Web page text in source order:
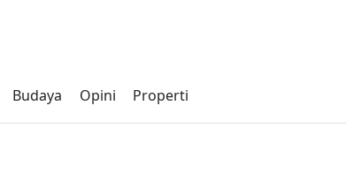
Budaya Opini Properti